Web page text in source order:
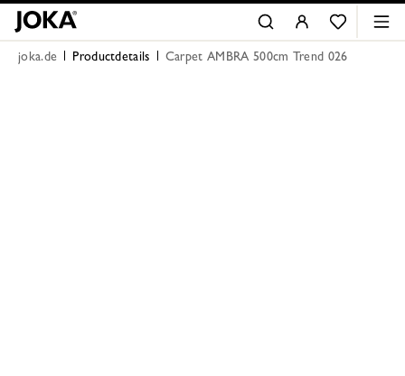
joka.de Productdetails Carpet AMBRA 500cm Trend 026